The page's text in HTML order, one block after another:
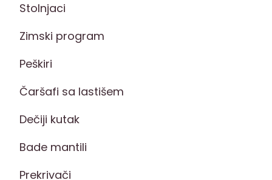
Stolnjaci
Zimski program
Peškiri
Čaršafi sa lastišem
Dečiji kutak
Bade mantili
Prekrivači